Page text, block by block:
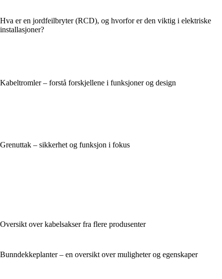
Hva er en jordfeilbryter (RCD), og hvorfor er den viktig i elektriske
installasjoner?
Kabeltromler – forstå forskjellene i funksjoner og design
Grenuttak – sikkerhet og funksjon i fokus
Oversikt over kabelsakser fra flere produsenter
Bunndekkeplanter – en oversikt over muligheter og egenskaper